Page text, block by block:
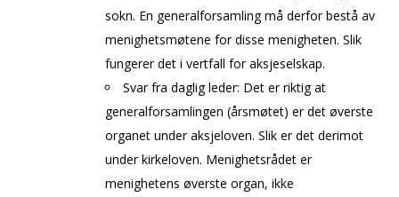
sokn. En generalforsamling må derfor bestå av
menighetsmøtene for disse menigheten. Slik
fungerer det i vertfall for aksjeselskap.
Svar fra daglig leder: Det er riktig at
generalforsamlingen (årsmøtet) er det øverste
organet under aksjeloven. Slik er det derimot
under kirkeloven. Menighetsrådet er
menighetens øverste organ, ikke